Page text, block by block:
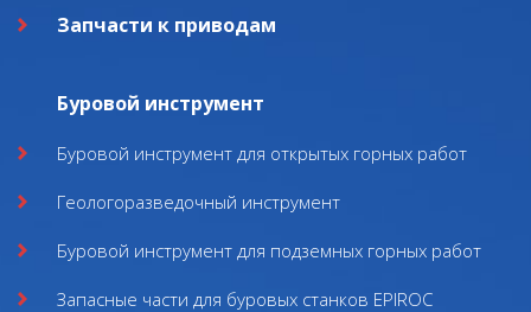
Запчасти к приводам
Буровой инструмент
Буровой инструмент для открытых горных работ
Геологоразведочный инструмент
Буровой инструмент для подземных горных работ
Запасные части для буровых станков EPIROC